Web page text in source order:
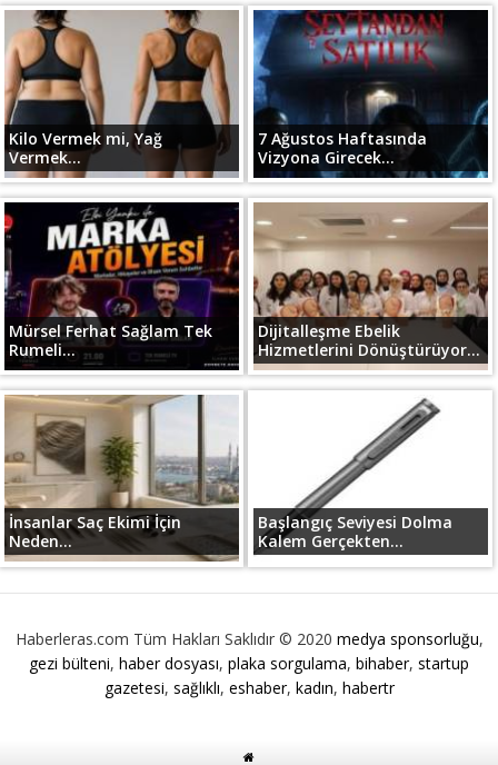
Kilo Vermek mi, Yağ
Vermek...
7 Ağustos Haftasında
Vizyona Girecek...
Mürsel Ferhat Sağlam Tek
Rumeli...
Dijitalleşme Ebelik
Hizmetlerini Dönüştürüyor...
İnsanlar Saç Ekimi İçin
Neden...
Başlangıç Seviyesi Dolma
Kalem Gerçekten...
Haberleras.com Tüm Hakları Saklıdır © 2020 medya sponsorluğu,
gezi bülteni, haber dosyası, plaka sorgulama, bihaber, startup
gazetesi, sağlıklı, eshaber, kadın, habertr